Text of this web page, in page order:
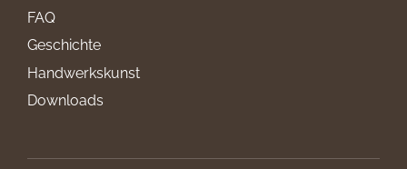
FAQ
Geschichte
Handwerkskunst
Downloads